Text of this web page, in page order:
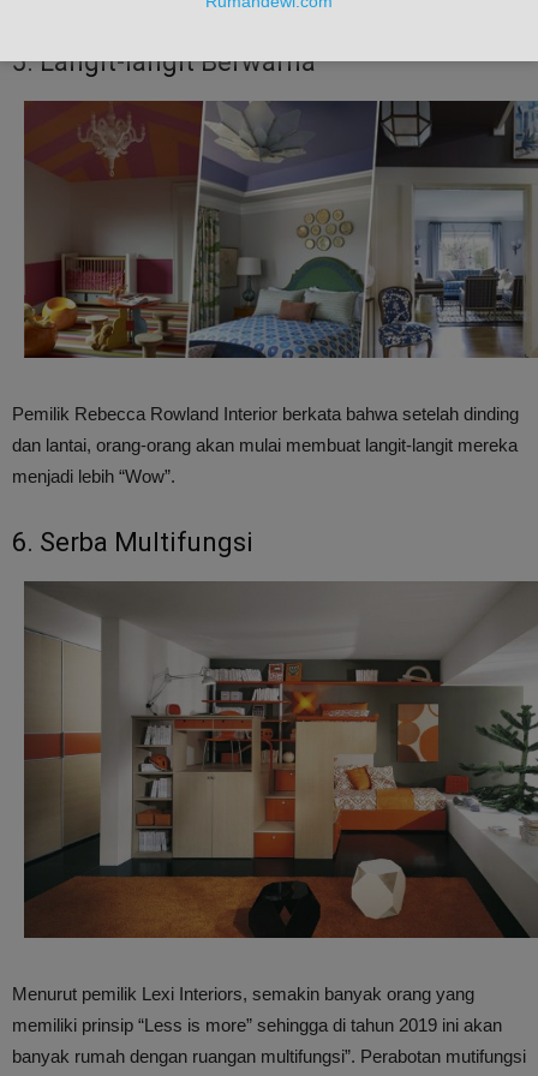
5. Langit-langit Berwarna
Pemilik Rebecca Rowland Interior berkata bahwa setelah dinding
dan lantai, orang-orang akan mulai membuat langit-langit mereka
menjadi lebih “Wow”.
6. Serba Multifungsi
Menurut pemilik Lexi Interiors, semakin banyak orang yang
memiliki prinsip “Less is more” sehingga di tahun 2019 ini akan
banyak rumah dengan ruangan multifungsi”. Perabotan mutifungsi